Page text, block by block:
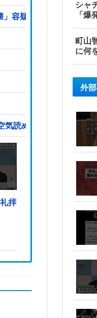
」容疑で逮捕 札幌市
読めってなるよな？
拝
シャ
「
町山
に何
外